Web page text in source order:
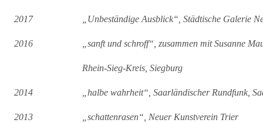
2017 „Unbeständige Ausblick“, Städtische Galerie
2016 „sanft und schroff“, zusammen mit Susanne
Rhein-Sieg-Kreis, Siegburg
2014 „halbe wahrheit“, Saarländischer Rundfunk,
2013 „schattenrasen“, Neuer Kunstverein Trier